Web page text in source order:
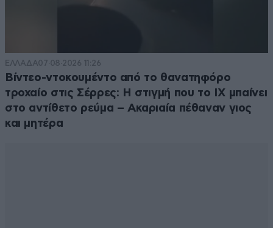
ΕΛΛΑΔΑ07·08·2026 11:26
Βίντεο-ντοκουμέντο από το θανατηφόρο
τροχαίο στις Σέρρες: Η στιγμή που το ΙΧ μπαίνει
στο αντίθετο ρεύμα – Ακαριαία πέθαναν γιος
και μητέρα